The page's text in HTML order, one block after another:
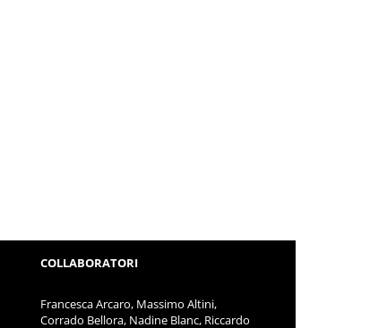
COLLABORATORI
Francesca Arcaro, Massimo Altini,
Corrado Bellora, Nadine Blanc, Riccardo